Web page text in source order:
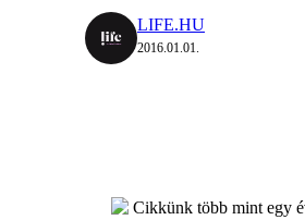
LIFE.HU
2016.01.01.
Cikkünk több mint egy